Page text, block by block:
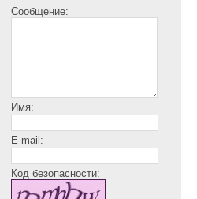
Сообщение:
Имя:
E-mail:
Код безопасности: